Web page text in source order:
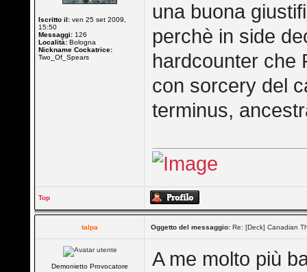
Iscritto il: ven 25 set 2009,
15:50
Messaggi: 126
Località: Bologna
Nickname Cockatrice:
Two_Of_Spears
una buona
perchè in side
hardcounter che
con sorcery del
terminus,
Top
talpa Oggetto del messaggio: Re: [Deck] Canadian
Demonietto Provocatore
A me molto più